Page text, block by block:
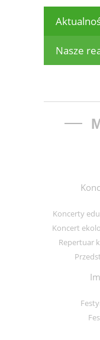
Nasze
Koncerty
Koncert
Repertuar